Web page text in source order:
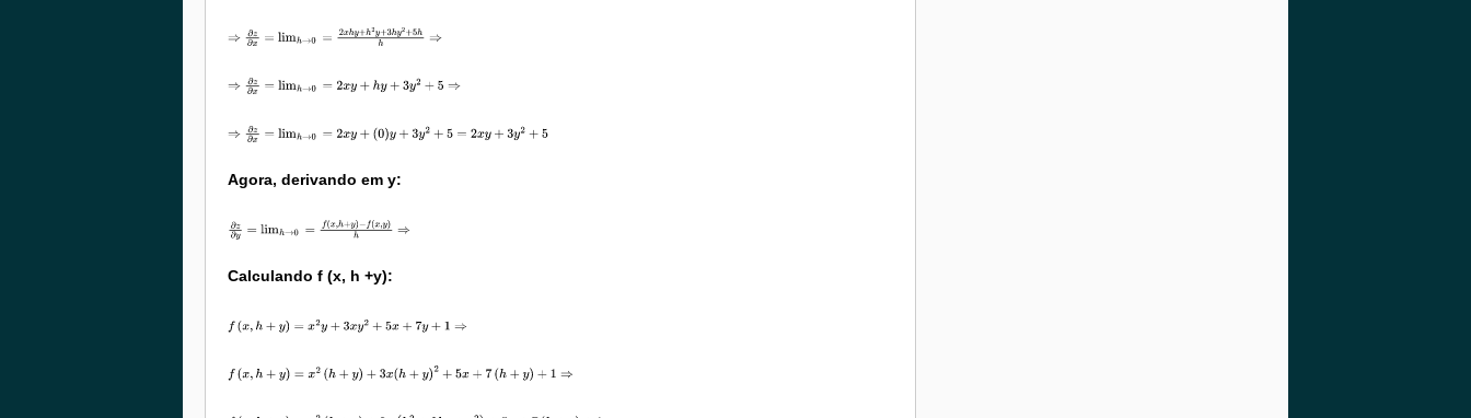
⇒∂ z∂x= lim h→0=2x hy +h2y+3hy2+5hh⇒
⇒∂ z∂x= lim h→0=2x y+ hy+3 y2 +5⇒
⇒∂ z∂x= lim h→0=2x y+ 0)y+ 3y 2+5= 2x y+3y 2+ 5
Agora, derivando em y:
∂z∂ y= limh→0= (x, h+y)−f(x,y)h⇒
Calculando f (x, h +y):
f( x,h+ y) =x 2y +3x y2+5x+7y+1 ⇒
f( x,h+ y) =x 2(h +y )+ x(h +y 2+ 5x +7(h+ y)+ 1⇒